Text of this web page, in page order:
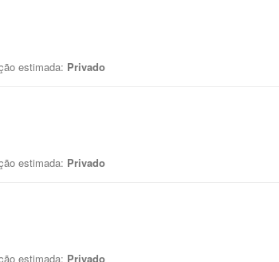
estimada: Privado
estimada: Privado
estimada: Privado